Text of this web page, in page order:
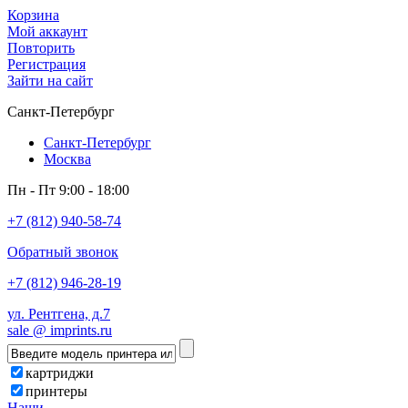
Корзина
Мой аккаунт
Повторить
Регистрация
Зайти на сайт
Санкт-Петербург
Санкт-Петербург
Москва
Пн - Пт 9:00 - 18:00
+7 (812) 940-58-74
Обратный звонок
+7 (812) 946-28-19
ул. Рентгена, д.7
sale @ imprints.ru
картриджи
принтеры